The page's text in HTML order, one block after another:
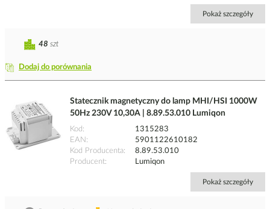
Pokaż szczegóły
Dodaj do porównania
48 szt
Statecznik magnetyczny do lamp MHI/HSI 1000W
50Hz 230V 10,30A | 8.89.53.010 Lumiqon
Kod
1315283
EAN
5901122610182
Kod Producenta
8.89.53.010
Producent
Lumiqon
Pokaż szczegóły